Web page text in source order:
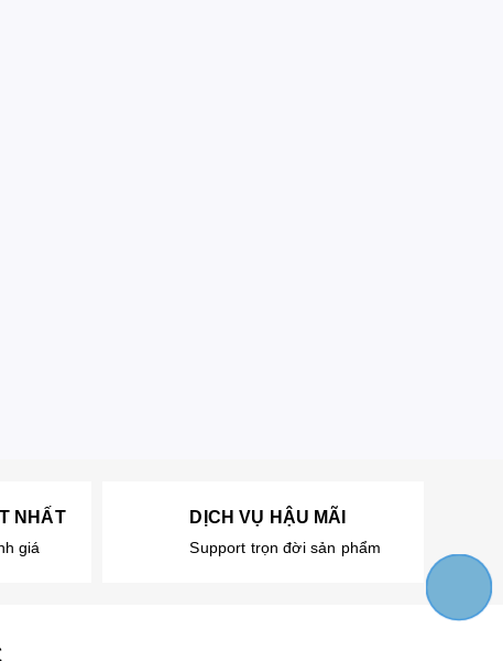
NHẤT
giá
DỊCH VỤ HẬU MÃI
Support trọn đời sản phẩm